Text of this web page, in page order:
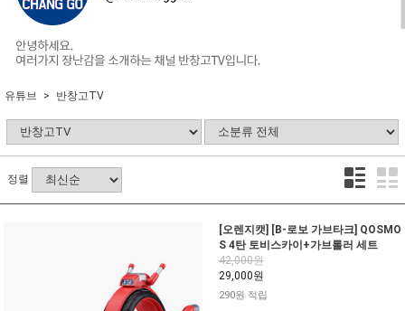
유튜브 반창고TV
정렬
[오렌지캣] [B-로보 가브타크] QOSMO
S 4탄 토비스카이+가브롤러 세트
42,000원
29,000원
290원 적립